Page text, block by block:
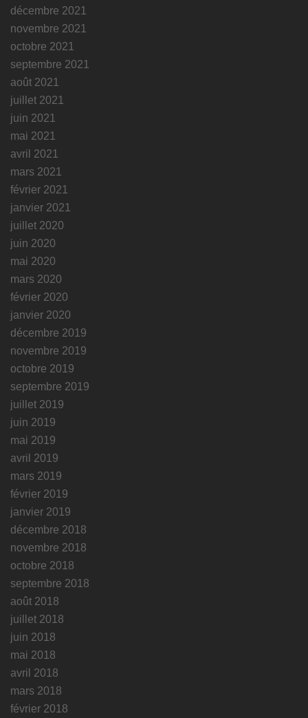
décembre 2021
novembre 2021
octobre 2021
septembre 2021
août 2021
juillet 2021
juin 2021
mai 2021
avril 2021
mars 2021
février 2021
janvier 2021
juillet 2020
juin 2020
mai 2020
mars 2020
février 2020
janvier 2020
décembre 2019
novembre 2019
octobre 2019
septembre 2019
juillet 2019
juin 2019
mai 2019
avril 2019
mars 2019
février 2019
janvier 2019
décembre 2018
novembre 2018
octobre 2018
septembre 2018
août 2018
juillet 2018
juin 2018
mai 2018
avril 2018
mars 2018
février 2018